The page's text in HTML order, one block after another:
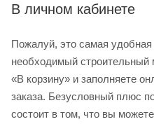
В личном кабинете
Пожалуй, это самая
необходимый строительный
«В корзину» и заполняете
заказа. Безусловный плюс
состоит в том, что вы